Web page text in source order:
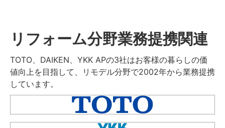
リフォーム分野業務提携関連
TOTO、DAIKEN、YKK APの3社はお客様の暮らしの価
値向上を目指して、リモデル分野で2002年から業務提携
しています。